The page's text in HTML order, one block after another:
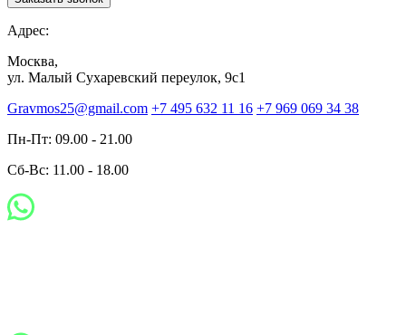
Адрес:
Москва,
ул. Малый Сухаревский переулок, 9с1
Gravmos25@gmail.com +7 495 632 11 16 +7 969 069 34 38
Пн-Пт: 09.00 - 21.00
Сб-Вс: 11.00 - 18.00